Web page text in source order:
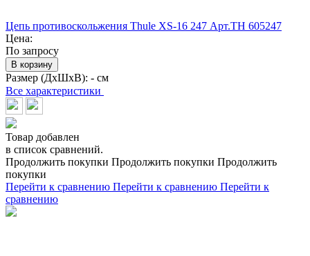
Цепь противоскольжения Thule XS-16 247 Арт.TH 605247
Цена:
По запросу
В корзину
Размер (ДхШхВ): - см
Все характеристики
Товар добавлен
в список сравнений.
Продолжить покупки Продолжить покупки Продолжить
покупки
Перейти к сравнению Перейти к сравнению Перейти к
сравнению